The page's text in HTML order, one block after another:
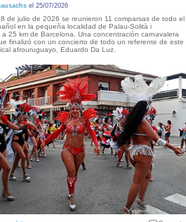
el 25/07/2026
de julio de 2026 se reunieron 11 comparsas de todo el
en la pequeña localidad de Palau-Solità i
a 25 km de Barcelona. Una concentración carnavalera
finalizó con un concierto de todo un referente de este
afrouruguayo, Eduardo Da Luz.